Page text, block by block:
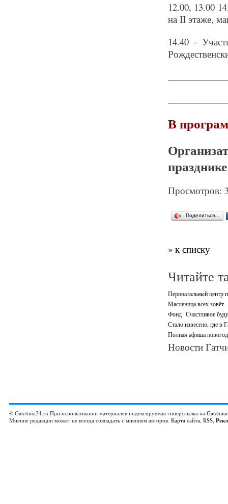
12.00, 13.00
на II этаже,
14.40 -
В
Просмотров:
Поделиться…
» к списку
Читайте
Перинатальный центр
Масленица всех зовёт
Фонд "Счастливое
Стало известно, где в
Полная афиша
Новости
© Gatchina24.ru При использовании материалов индексируемая гиперссылка на
Мнение редакции может не всегда совпадать с мнением авторов. Карта сайта, RSS,